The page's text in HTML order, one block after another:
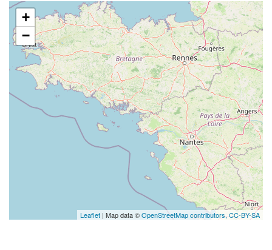
+
−
Leaflet | Map data ©OpenStreetMap contributors, CC-BY-SA